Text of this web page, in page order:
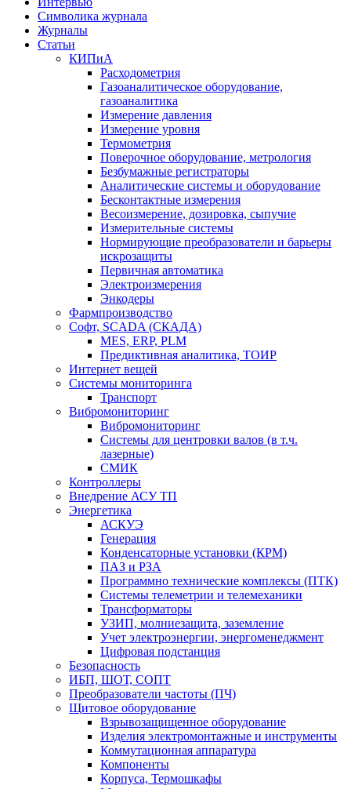
Символика журнала
Журналы
Статьи
КИПиА
Расходометрия
Газоаналитическое оборудование,
газоаналитика
Измерение давления
Измерение уровня
Термометрия
Поверочное оборудование, метрология
Безбумажные регистраторы
Аналитические системы и оборудование
Бесконтактные измерения
Весоизмерение, дозировка, сыпучие
Измерительные системы
Нормирующие преобразователи и барьеры
искрозащиты
Первичная автоматика
Электроизмерения
Энкодеры
Фармпроизводство
Софт, SCADA (СКАДА)
MES, ERP, PLM
Предиктивная аналитика, ТОИР
Интернет вещей
Системы мониторинга
Транспорт
Вибромониторинг
Вибромониторинг
Системы для центровки валов (в т.ч.
лазерные)
СМИК
Контроллеры
Внедрение АСУ ТП
Энергетика
АСКУЭ
Генерация
Конденсаторные установки (КРМ)
ПАЗ и РЗА
Программно технические комплексы (ПТК)
Системы телеметрии и телемеханики
Трансформаторы
УЗИП, молниезащита, заземление
Учет электроэнергии, энергоменеджмент
Цифровая подстанция
Безопасность
ИБП, ШОТ, СОПТ
Преобразователи частоты (ПЧ)
Щитовое оборудование
Взрывозащищенное оборудование
Изделия электромонтажные и инструменты
Коммутационная аппаратура
Компоненты
Корпуса, Термошкафы